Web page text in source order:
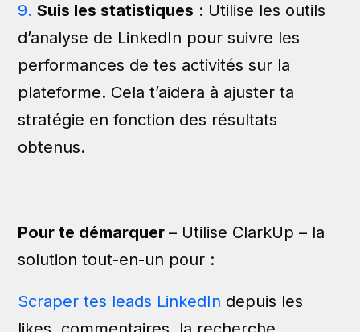
Suis les statistiques : Utilise les outils
d’analyse de LinkedIn pour suivre les
performances de tes activités sur la
plateforme. Cela t’aidera à ajuster ta
stratégie en fonction des résultats
obtenus.
Pour te démarquer– Utilise ClarkUp – la
solution tout-en-un pour :
Scraper tes leads LinkedIn depuis les